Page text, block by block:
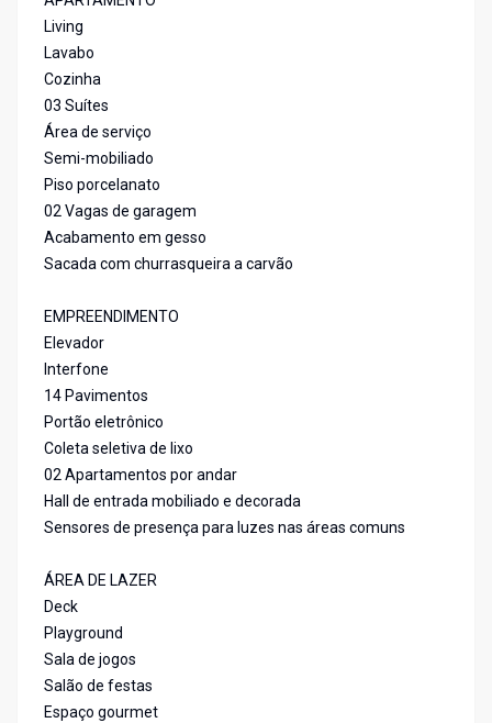
Living
Lavabo
Cozinha
03 Suítes
Área de serviço
Semi-mobiliado
Piso porcelanato
02 Vagas de garagem
Acabamento em gesso
Sacada com churrasqueira a carvão
EMPREENDIMENTO
Elevador
Interfone
14 Pavimentos
Portão eletrônico
Coleta seletiva de lixo
02 Apartamentos por andar
Hall de entrada mobiliado e decorada
Sensores de presença para luzes nas áreas comuns
ÁREA DE LAZER
Deck
Playground
Sala de jogos
Salão de festas
Espaço gourmet